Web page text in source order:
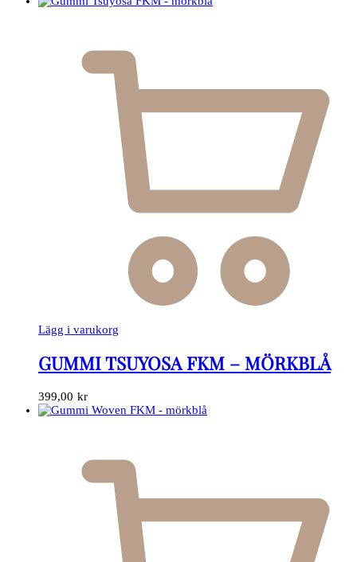
Lägg i varukorg
GUMMI TSUYOSA FKM – MÖRKBLÅ
399,00 kr